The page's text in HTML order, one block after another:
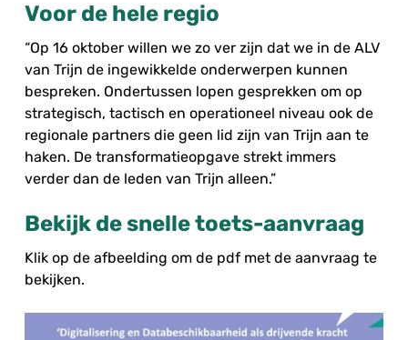
Voor de hele regio
“Op 16 oktober willen we zo ver zijn dat we in de ALV
van Trijn de ingewikkelde onderwerpen kunnen
bespreken. Ondertussen lopen gesprekken om op
strategisch, tactisch en operationeel niveau ook de
regionale partners die geen lid zijn van Trijn aan te
haken. De transformatieopgave strekt immers
verder dan de leden van Trijn alleen.”
Bekijk de snelle toets-aanvraag
Klik op de afbeelding om de pdf met de aanvraag te
bekijken.